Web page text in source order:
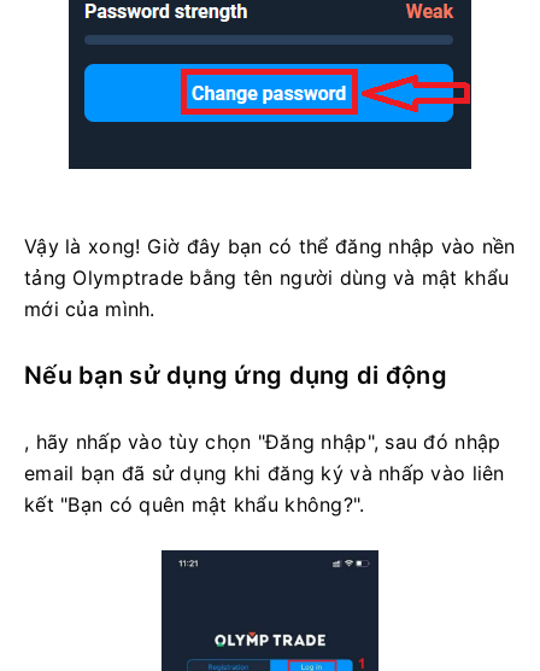
Vậy là xong! Giờ đây bạn có thể đăng nhập vào nền
tảng Olymptrade bằng tên người dùng và mật khẩu
mới của mình.
Nếu bạn sử dụng ứng dụng di động
, hãy nhấp vào tùy chọn "Đăng nhập", sau đó nhập
email bạn đã sử dụng khi đăng ký và nhấp vào liên
kết "Bạn có quên mật khẩu không?".